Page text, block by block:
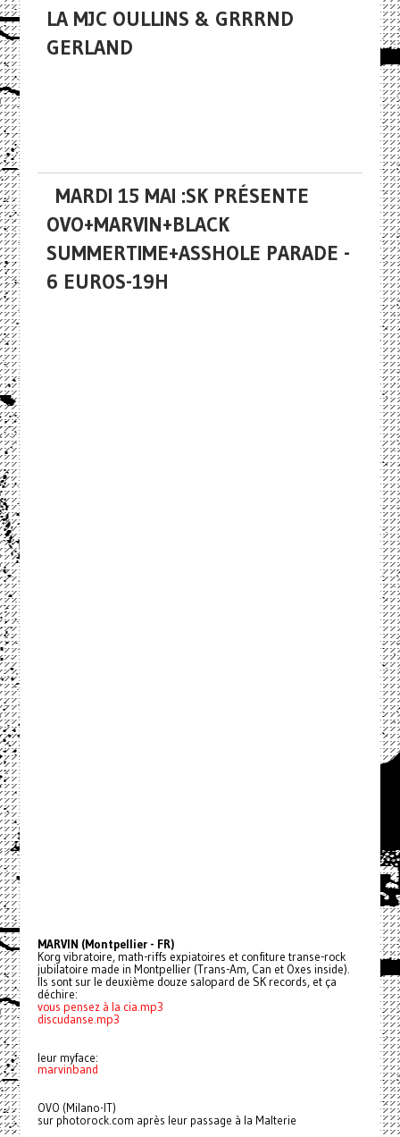
LA MJC OULLINS & GRRRND
GERLAND
MARDI 15 MAI :SK PRÉSENTE
OVO+MARVIN+BLACK
SUMMERTIME+ASSHOLE PARADE -
6 EUROS-19H
MARVIN (Montpellier - FR)
Korg vibratoire, math-riffs expiatoires et confiture transe-rock
jubilatoire made in Montpellier (Trans-Am, Can et Oxes inside).
Ils sont sur le deuxième douze salopard de SK records, et ça
déchire:
vous pensez à la cia.mp3
discudanse.mp3
leur myface:
marvinband
OVO (Milano-IT)
sur photorock.com après leur passage à la Malterie